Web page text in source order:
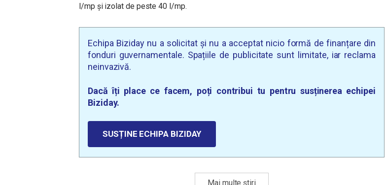
l/mp și izolat de peste 40 l/mp.
Echipa Biziday nu a solicitat și nu a acceptat nicio formă de finanțare din
fonduri guvernamentale. Spațiile de publicitate sunt limitate, iar reclama
neinvazivă.
Dacă îți place ce facem, poți contribui tu pentru susținerea echipei
Biziday.
SUSȚINE ECHIPA BIZIDAY
Mai multe știri